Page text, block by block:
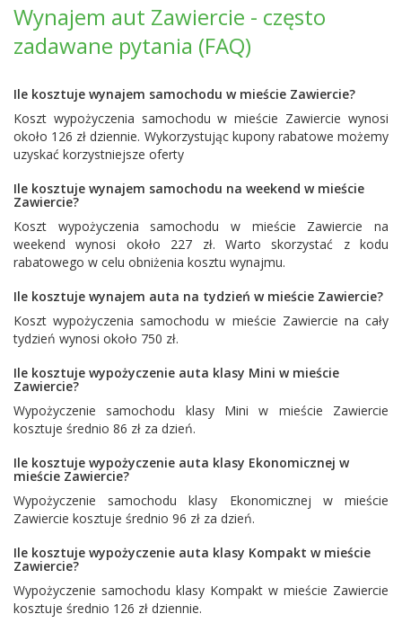
Wynajem aut Zawiercie - często
zadawane pytania (FAQ)
Ile kosztuje wynajem samochodu w mieście Zawiercie?
Koszt wypożyczenia samochodu w mieście Zawiercie wynosi
około 126 zł dziennie. Wykorzystując kupony rabatowe możemy
uzyskać korzystniejsze oferty
Ile kosztuje wynajem samochodu na weekend w mieście
Zawiercie?
Koszt wypożyczenia samochodu w mieście Zawiercie na
weekend wynosi około 227 zł. Warto skorzystać z kodu
rabatowego w celu obniżenia kosztu wynajmu.
Ile kosztuje wynajem auta na tydzień w mieście Zawiercie?
Koszt wypożyczenia samochodu w mieście Zawiercie na cały
tydzień wynosi około 750 zł.
Ile kosztuje wypożyczenie auta klasy Mini w mieście
Zawiercie?
Wypożyczenie samochodu klasy Mini w mieście Zawiercie
kosztuje średnio 86 zł za dzień.
Ile kosztuje wypożyczenie auta klasy Ekonomicznej w
mieście Zawiercie?
Wypożyczenie samochodu klasy Ekonomicznej w mieście
Zawiercie kosztuje średnio 96 zł za dzień.
Ile kosztuje wypożyczenie auta klasy Kompakt w mieście
Zawiercie?
Wypożyczenie samochodu klasy Kompakt w mieście Zawiercie
kosztuje średnio 126 zł dziennie.